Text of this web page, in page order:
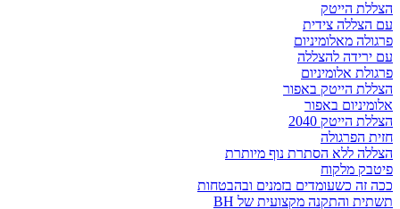
הצללת הייטק
עם הצללה צידית
פרגולה מאלומיניום
עם ירידה להצללה
פרגולת אלומיניום
הצללת הייטק באפור
אלומיניום באפור
הצללת הייטק 2040
חזית הפרגולה
הצללה ללא הסתרת נוף מיותרת
פיטבק מלקוח
ככה זה כשעומדים בזמנים ובהבטחות
תשתית והתקנה מקצועית של BH